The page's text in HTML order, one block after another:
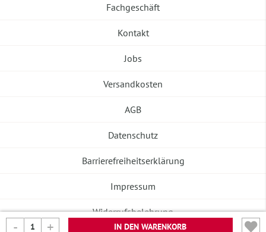
IN DEN WARENKORB
Fachgeschäft
Kontakt
Jobs
Versandkosten
AGB
Datenschutz
Barrierefreiheitserklärung
Impressum
Widerrufsbelehrung